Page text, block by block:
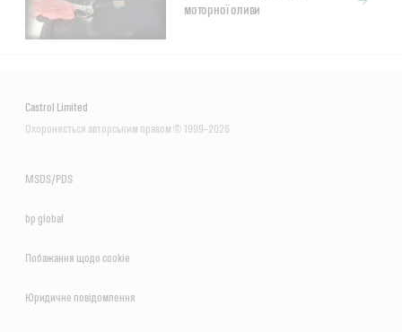
моторної оливи
Castrol Limited
Охороняється авторським правом © 1999–2026
MSDS/PDS
bp global
Побажання щодо сookie
Юридичне повідомлення